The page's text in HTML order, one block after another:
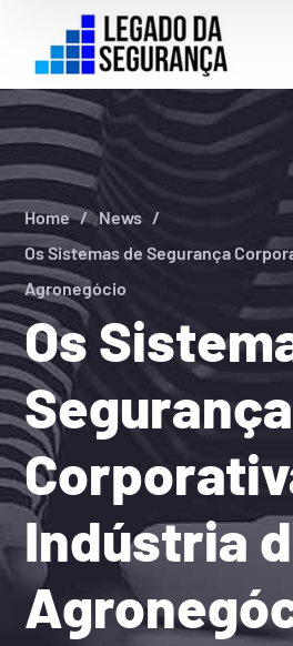
Os
Segurança
Indústria
Home
News
Os Sistemas de Segurança
Agronegócio